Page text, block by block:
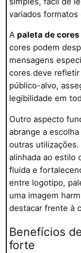
variados formatos
A paleta de cores
cores podem
mensagens
cores deve
público-alvo,
legibilidade em
Outro aspecto
abrange a
outras
alinhada ao estilo
fluida e
entre logotipo,
uma imagem
destacar frente à
Benefícios
forte